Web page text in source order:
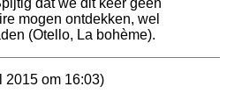
dat we dit keer geen
mogen ontdekken, wel
(Otello, La bohème).
2015 om 16:03)